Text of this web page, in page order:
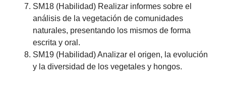
SM18 (Habilidad) Realizar informes sobre el
análisis de la vegetación de comunidades
naturales, presentando los mismos de forma
escrita y oral.
SM19 (Habilidad) Analizar el origen, la evolución
y la diversidad de los vegetales y hongos.